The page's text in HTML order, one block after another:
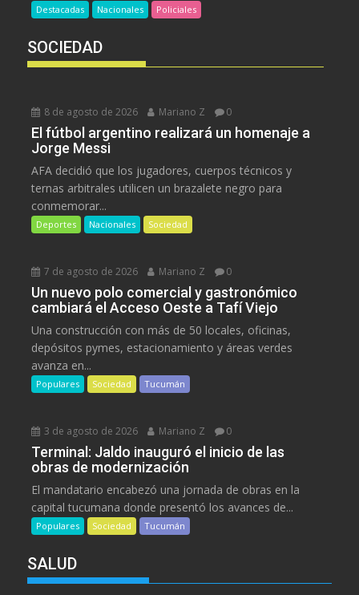
Destacadas Nacionales Policiales
SOCIEDAD
8 de agosto de 2026 Mariano Z 0
El fútbol argentino realizará un homenaje a
Jorge Messi
AFA decidió que los jugadores, cuerpos técnicos y
ternas arbitrales utilicen un brazalete negro para
conmemorar...
Deportes Nacionales Sociedad
7 de agosto de 2026 Mariano Z 0
Un nuevo polo comercial y gastronómico
cambiará el Acceso Oeste a Tafí Viejo
Una construcción con más de 50 locales, oficinas,
depósitos pymes, estacionamiento y áreas verdes
avanza en...
Populares Sociedad Tucumán
3 de agosto de 2026 Mariano Z 0
Terminal: Jaldo inauguró el inicio de las
obras de modernización
El mandatario encabezó una jornada de obras en la
capital tucumana donde presentó los avances de...
Populares Sociedad Tucumán
SALUD